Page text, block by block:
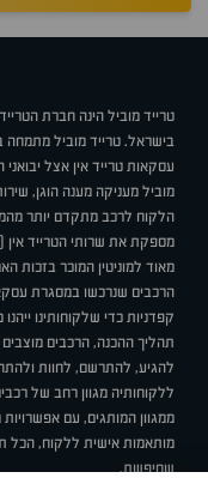
טרייד מוביל הינה חברת
בישראל. טרייד מוביל
עסקאות טרייד אין אצל
מוביל מעניקה מענה הוגן,
הלקוח לרכב מתקדם יותר
מספקת את שרותי הטרייד אין
מאוד למוניטין המוכר בזכות
הרכבים שנרכשו במסגרת
קפדניות כדי שלקוחותינו
תהליך ההכנה, הרכבים
להגיע, להתרשם, לחוות
ללקוחותיה מגוון רחב של
ממגוון המותגים, עם אפשרויות
מותאמות אישית ללקוח, הכל
שחיפשת.